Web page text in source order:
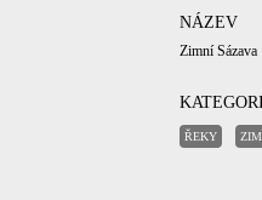
NÁZEV
Zimní Sázava
ŘEKY